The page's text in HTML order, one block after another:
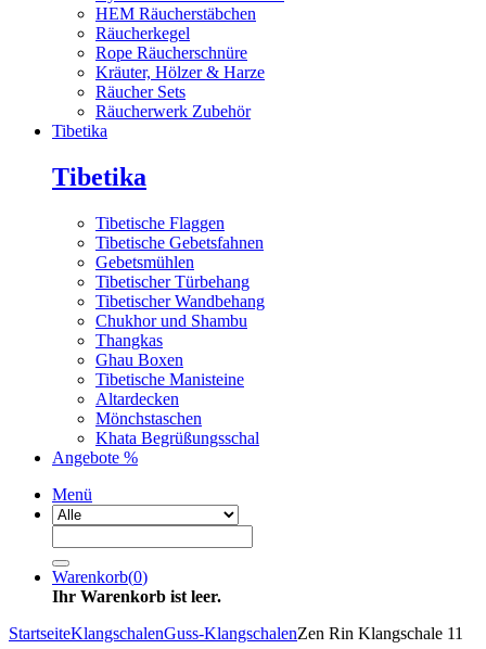
HEM Räucherstäbchen
Räucherkegel
Rope Räucherschnüre
Kräuter, Hölzer & Harze
Räucher Sets
Räucherwerk Zubehör
Tibetika
Tibetika
Tibetische Flaggen
Tibetische Gebetsfahnen
Gebetsmühlen
Tibetischer Türbehang
Tibetischer Wandbehang
Chukhor und Shambu
Thangkas
Ghau Boxen
Tibetische Manisteine
Altardecken
Mönchstaschen
Khata Begrüßungsschal
Angebote %
Menü
Warenkorb(0)
Ihr Warenkorb ist leer.
StartseiteKlangschalenGuss-KlangschalenZen Rin Klangschale 11